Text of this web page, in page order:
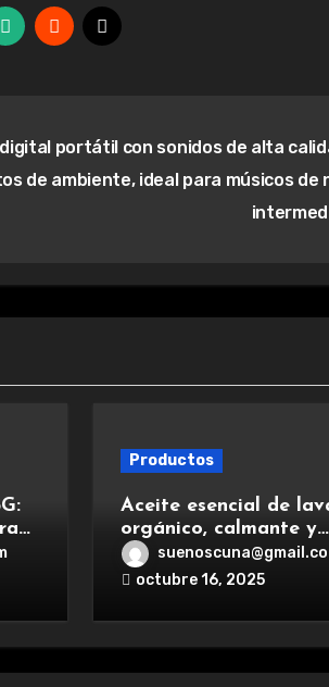
portátil con sonidos de alta
de ambiente, ideal para músicos de
Productos
Aceite esencial de
orgánico, calmante y
relajante, ideal para
aromaterapia.
octubre 16, 2025